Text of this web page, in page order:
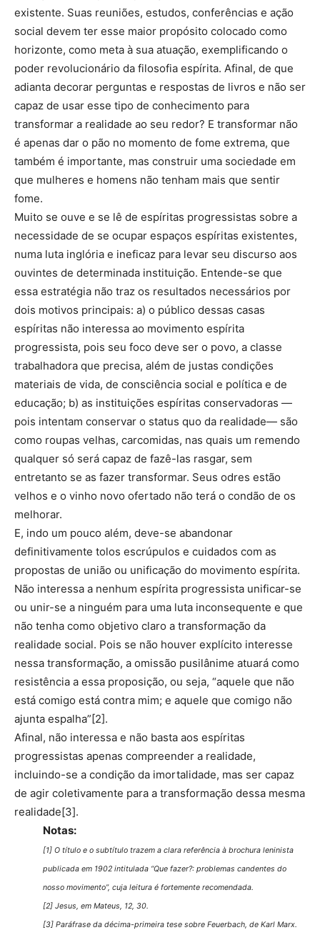
existente. Suas reuniões, estudos, conferências e ação
social devem ter esse maior propósito colocado como
horizonte, como meta à sua atuação, exemplificando o
poder revolucionário da filosofia espírita. Afinal, de que
adianta decorar perguntas e respostas de livros e não ser
capaz de usar esse tipo de conhecimento para
transformar a realidade ao seu redor? E transformar não
é apenas dar o pão no momento de fome extrema, que
também é importante, mas construir uma sociedade em
que mulheres e homens não tenham mais que sentir
fome.
Muito se ouve e se lê de espíritas progressistas sobre a
necessidade de se ocupar espaços espíritas existentes,
numa luta inglória e ineficaz para levar seu discurso aos
ouvintes de determinada instituição. Entende-se que
essa estratégia não traz os resultados necessários por
dois motivos principais: a) o público dessas casas
espíritas não interessa ao movimento espírita
progressista, pois seu foco deve ser o povo, a classe
trabalhadora que precisa, além de justas condições
materiais de vida, de consciência social e política e de
educação; b) as instituições espíritas conservadoras —
pois intentam conservar o status quo da realidade— são
como roupas velhas, carcomidas, nas quais um remendo
qualquer só será capaz de fazê-las rasgar, sem
entretanto se as fazer transformar. Seus odres estão
velhos e o vinho novo ofertado não terá o condão de os
melhorar.
E, indo um pouco além, deve-se abandonar
definitivamente tolos escrúpulos e cuidados com as
propostas de união ou unificação do movimento espírita.
Não interessa a nenhum espírita progressista unificar-se
ou unir-se a ninguém para uma luta inconsequente e que
não tenha como objetivo claro a transformação da
realidade social. Pois se não houver explícito interesse
nessa transformação, a omissão pusilânime atuará como
resistência a essa proposição, ou seja, “aquele que não
está comigo está contra mim; e aquele que comigo não
ajunta espalha”[2].
Afinal, não interessa e não basta aos espíritas
progressistas apenas compreender a realidade,
incluindo-se a condição da imortalidade, mas ser capaz
de agir coletivamente para a transformação dessa mesma
realidade[3].
Notas:
[1] O título e o subtítulo trazem a clara referência à brochura leninista
publicada em 1902 intitulada “Que fazer?: problemas candentes do
nosso movimento”, cuja leitura é fortemente recomendada.
[2] Jesus, em Mateus, 12, 30.
[3] Paráfrase da décima-primeira tese sobre Feuerbach, de Karl Marx.